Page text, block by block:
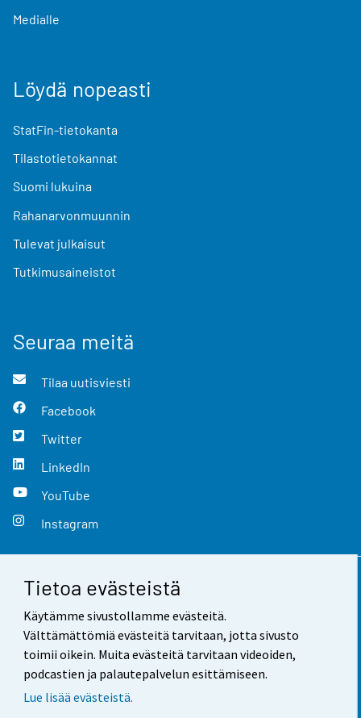
Tietoa evästeistä
Käytämme sivustollamme evästeitä.
Välttämättömiä evästeitä tarvitaan, jotta sivusto
toimii oikein. Muita evästeitä tarvitaan videoiden,
podcastien ja palautepalvelun esittämiseen.
Lue lisää evästeistä.
Medialle
Löydä nopeasti
StatFin-tietokanta
Tilastotietokannat
Suomi lukuina
Rahanarvonmuunnin
Tulevat julkaisut
Tutkimusaineistot
Seuraa meitä
Tilaa uutisviesti
Facebook
Twitter
LinkedIn
YouTube
Instagram
Yhteystiedot
Palaute
Käyttöehdot